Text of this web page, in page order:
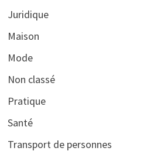
Juridique
Maison
Mode
Non classé
Pratique
Santé
Transport de personnes